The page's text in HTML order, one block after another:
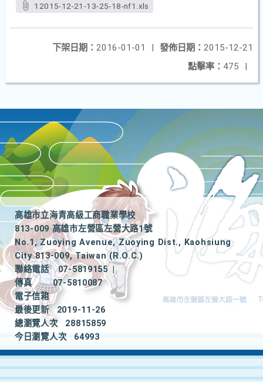
12015-12-21-13-25-18-nf1.xls
發佈日期： 2015-12-21
下架日期： 2016-01-01
|
點擊率： 475 |
高雄市立海青高級工商職業學校
813-009 高雄市左營區左營大路1號
No.1, Zuoying Avenue, Zuoying Dist., Kaohsiung
City 813-009, Taiwan (R.O.C.)
聯絡電話
07-5819155
|
傳真
07-5810087
電子信箱
最後更新
2019-11-26
總瀏覽人次
28815859
今日瀏覽人次
64993